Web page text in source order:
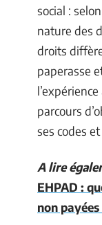
social :
nature des
droits
paperasse
parcours
ses codes
A lire
EHPAD :
non payées